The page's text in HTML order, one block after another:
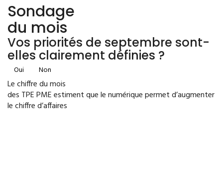
Sondage
du mois
Vos priorités de septembre sont-
elles clairement définies ?
Oui Non
Le chiffre du mois
des TPE PME estiment que le numérique permet d’augmenter
le chiffre d’affaires